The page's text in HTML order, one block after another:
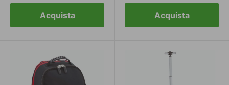
Acquista Acquista